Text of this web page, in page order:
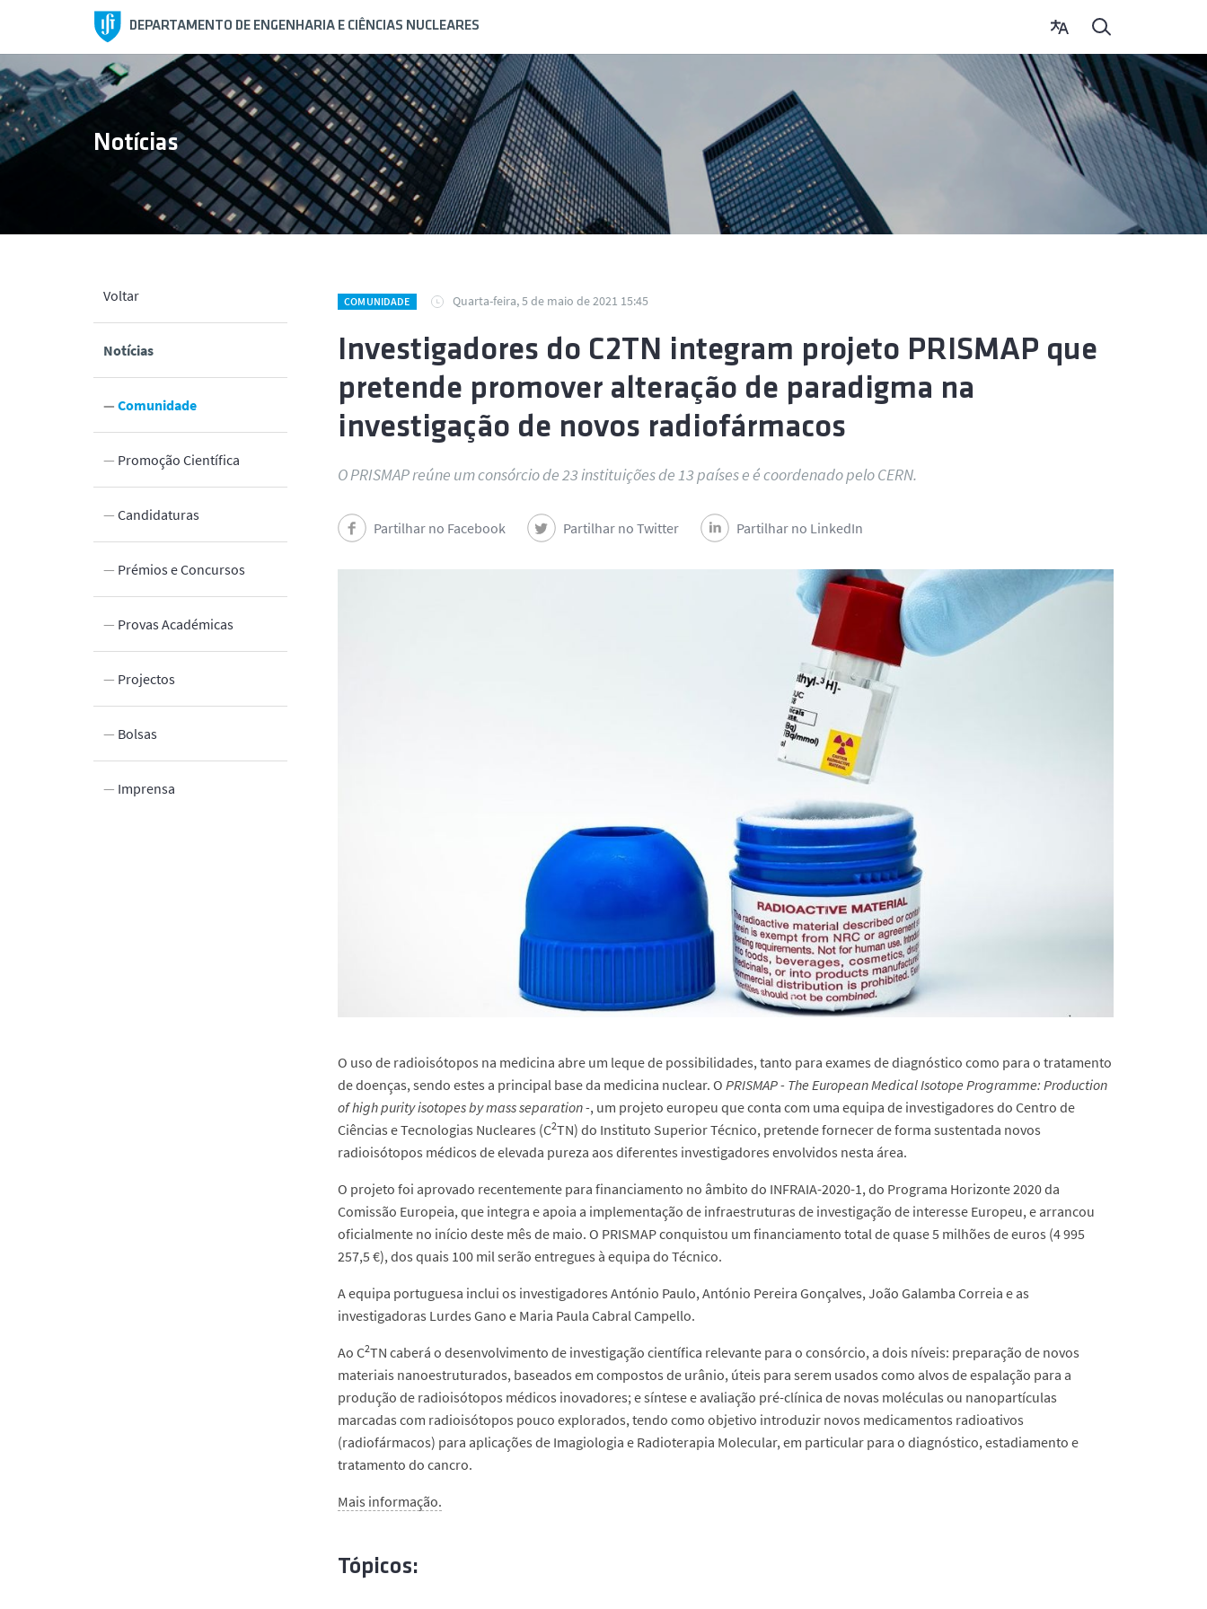
DEPARTAMENTO DE ENGENHARIA E CIÊNCIAS NUCLEARES
Voltar
Notícias
Comunidade
Promoção Científica
Candidaturas
Prémios e Concursos
Provas Académicas
Projectos
Bolsas
Imprensa
Notícias
COMUNIDADE Quarta-feira, 5 de maio de 2021 15:45
Investigadores do C2TN integram projeto PRISMAP que
pretende promover alteração de paradigma na
investigação de novos radiofármacos
O PRISMAP reúne um consórcio de 23 instituições de 13 países e é coordenado pelo CERN.
Partilhar no Facebook Partilhar no Twitter Partilhar no LinkedIn
O uso de radioisótopos na medicina abre um leque de possibilidades, tanto para exames de diagnóstico como para o tratamento
de doenças, sendo estes a principal base da medicina nuclear. O PRISMAP - The European Medical Isotope Programme: Production
of high purity isotopes by mass separation -, um projeto europeu que conta com uma equipa de investigadores do Centro de
Ciências e Tecnologias Nucleares (C2TN) do Instituto Superior Técnico, pretende fornecer de forma sustentada novos
radioisótopos médicos de elevada pureza aos diferentes investigadores envolvidos nesta área.
O projeto foi aprovado recentemente para financiamento no âmbito do INFRAIA-2020-1, do Programa Horizonte 2020 da
Comissão Europeia, que integra e apoia a implementação de infraestruturas de investigação de interesse Europeu, e arrancou
oficialmente no início deste mês de maio. O PRISMAP conquistou um financiamento total de quase 5 milhões de euros (4 995
257,5 €), dos quais 100 mil serão entregues à equipa do Técnico.
A equipa portuguesa inclui os investigadores António Paulo, António Pereira Gonçalves, João Galamba Correia e as
investigadoras Lurdes Gano e Maria Paula Cabral Campello.
Ao C2TN caberá o desenvolvimento de investigação científica relevante para o consórcio, a dois níveis: preparação de novos
materiais nanoestruturados, baseados em compostos de urânio, úteis para serem usados como alvos de espalação para a
produção de radioisótopos médicos inovadores; e síntese e avaliação pré-clínica de novas moléculas ou nanopartículas
marcadas com radioisótopos pouco explorados, tendo como objetivo introduzir novos medicamentos radioativos
(radiofármacos) para aplicações de Imagiologia e Radioterapia Molecular, em particular para o diagnóstico, estadiamento e
tratamento do cancro.
Mais informação.
Tópicos: